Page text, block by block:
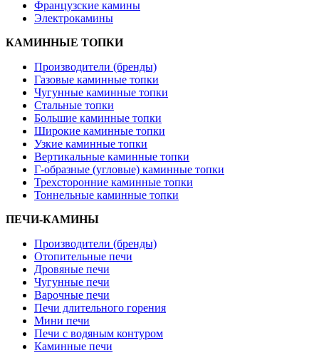
Французские камины
Электрокамины
КАМИННЫЕ ТОПКИ
Производители (бренды)
Газовые каминные топки
Чугунные каминные топки
Стальные топки
Большие каминные топки
Широкие каминные топки
Узкие каминные топки
Вертикальные каминные топки
Г-образные (угловые) каминные топки
Трехсторонние каминные топки
Тоннельные каминные топки
ПЕЧИ-КАМИНЫ
Производители (бренды)
Отопительные печи
Дровяные печи
Чугунные печи
Варочные печи
Печи длительного горения
Мини печи
Печи с водяным контуром
Каминные печи